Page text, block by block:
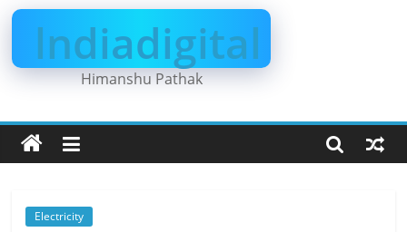
Skip
contentlndiadigital
Himanshu Pathak
Electricity